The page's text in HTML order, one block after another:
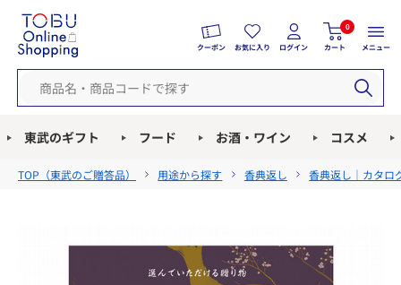
クーポン お気に入り ログイン
0
カート メニュー
東武のギフト フード お酒・ワイン コスメ
TOP（東武のご贈答品） 用途から探す 香典返し 香典返し｜カタロ